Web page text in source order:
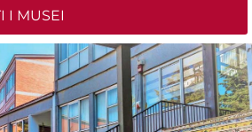
I MUSEI